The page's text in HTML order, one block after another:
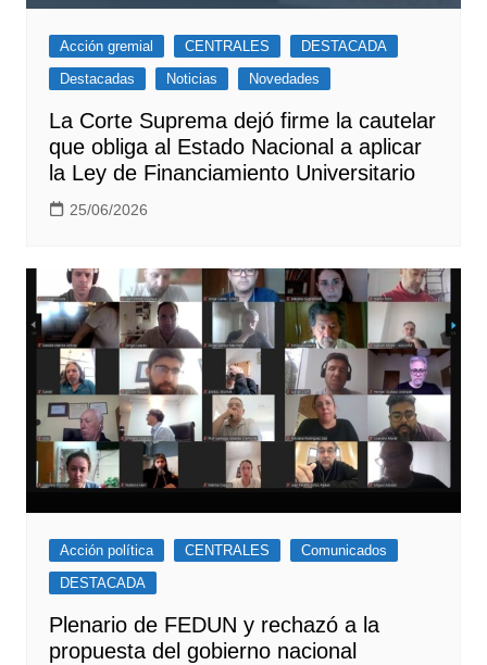
Acción gremial CENTRALES
DESTACADA
Destacadas
Noticias Novedades
La Corte Suprema dejó firme la cautelar
que obliga al Estado Nacional a aplicar
la Ley de Financiamiento Universitario
25/06/2026
Acción política CENTRALES
Comunicados
DESTACADA
Plenario de FEDUN y rechazó a la
propuesta del gobierno nacional